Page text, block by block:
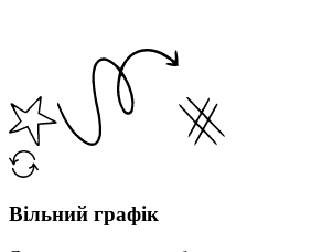
Вільний графік